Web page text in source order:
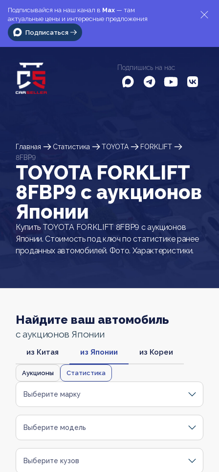
Подписывайся на наш канал в Max — там
актуальные цены и интересные предложения
Подписаться
Подпишись на нас
Главная Статистика TOYOTA
FORKLIFT
8FBP9
TOYOTA FORKLIFT
8FBP9 c аукционов
Японии
Купить TOYOTA FORKLIFT 8FBP9 с аукционов
Японии. Стоимость под ключ по статистике ранее
проданных автомобилей. Фото. Характеристики.
Найдите ваш автомобиль
с аукционов Японии
из Китая из Японии из Кореи
Аукционы Статистика
Выберите марку
Выберите модель
Выберите кузов